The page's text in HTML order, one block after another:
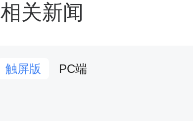
相关新闻
触屏版 PC端